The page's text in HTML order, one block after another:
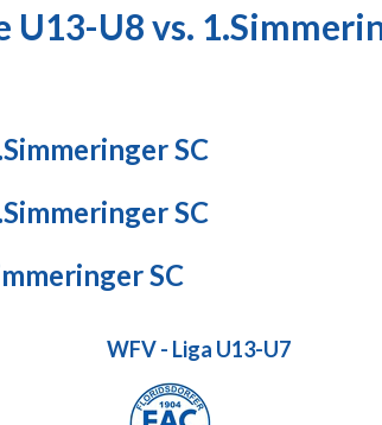
U8 vs.
SC
SC
SC
WFV - Liga U13-U7